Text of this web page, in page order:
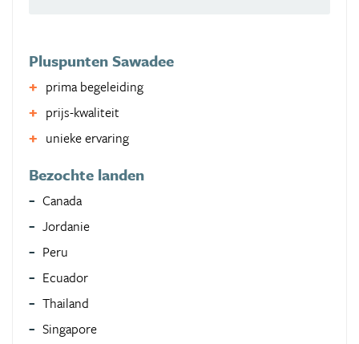
Pluspunten Sawadee
prima begeleiding
prijs-kwaliteit
unieke ervaring
Bezochte landen
Canada
Jordanie
Peru
Ecuador
Thailand
Singapore